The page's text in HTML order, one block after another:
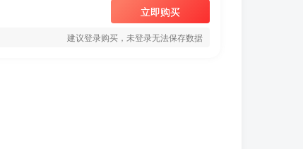
立即购买
建议登录购买，未登录无法保存数据